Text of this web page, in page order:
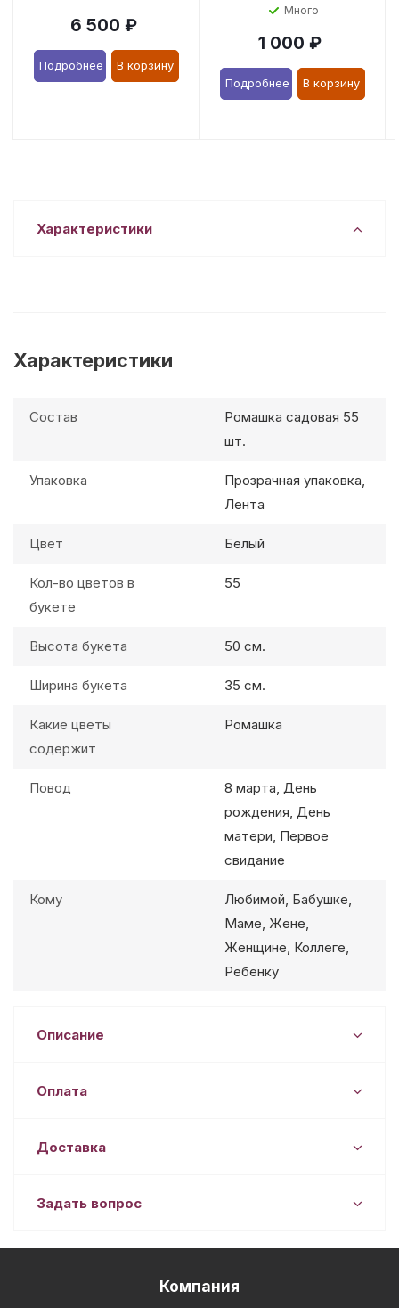
6 500 ₽
Подробнее В корзину
Много
1 000 ₽
Подробнее В корзину
Характеристики
Характеристики
Состав
Ромашка садовая 55
шт.
Упаковка
Прозрачная упаковка,
Лента
Цвет Белый
Кол-во цветов в
букете
55
Высота букета 50 см.
Ширина букета 35 см.
Какие цветы
содержит
Ромашка
Повод
8 марта, День
рождения, День
матери, Первое
свидание
Кому
Любимой, Бабушке,
Маме, Жене,
Женщине, Коллеге,
Ребенку
Описание
Оплата
Доставка
Задать вопрос
Компания